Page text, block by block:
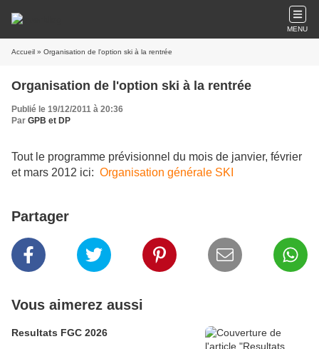
MENU
Accueil » Organisation de l'option ski à la rentrée
Organisation de l'option ski à la rentrée
Publié le 19/12/2011 à 20:36
Par GPB et DP
Tout le programme prévisionnel du mois de janvier, février
et mars 2012 ici: Organisation générale SKI
Partager
Vous aimerez aussi
Resultats FGC 2026